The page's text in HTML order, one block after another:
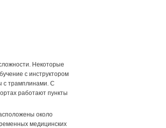
Некоторые
с инструктором
с трамплинами. С
работают пункты
около
медицинских